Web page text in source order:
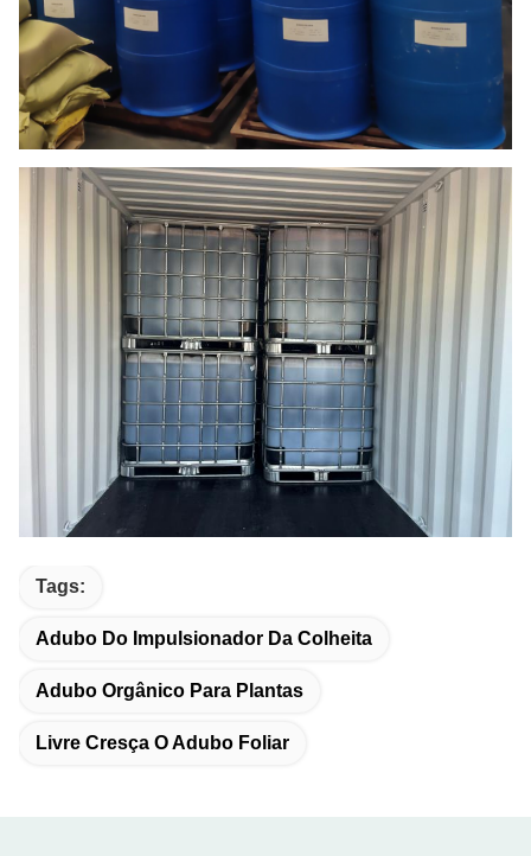
Tags:
Adubo Do Impulsionador Da Colheita
Adubo Orgânico Para Plantas
Livre Cresça O Adubo Foliar